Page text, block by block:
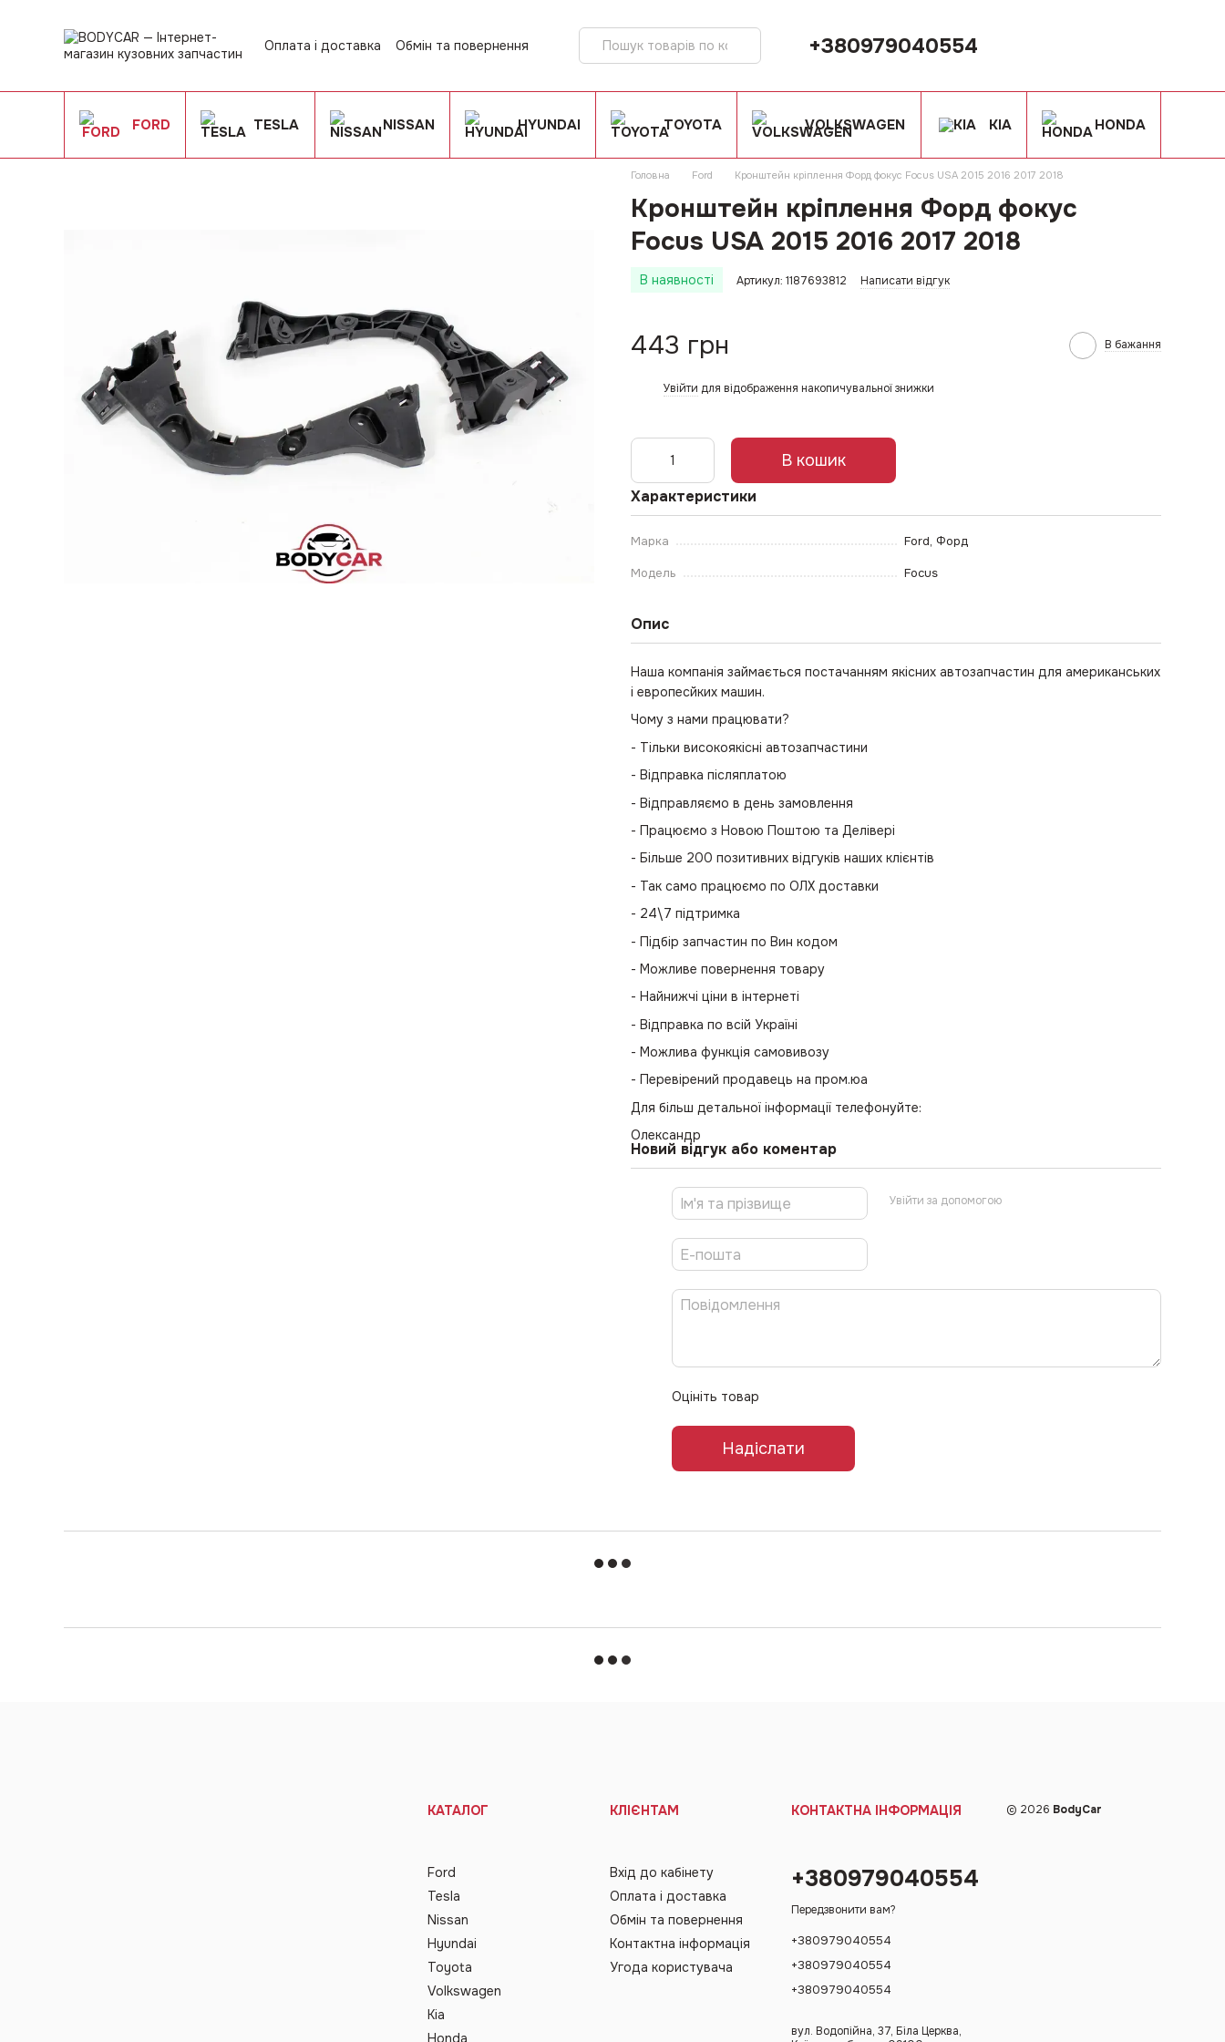
Оплата і доставка
Обмін та повернення
+380979040554
FORD TESLA NISSAN HYUNDAI TOYOTA VOLKSWAGEN KIA HONDA
Головна Ford Кронштейн кріплення Форд фокус Focus USA 2015 2016 2017 2018
Кронштейн кріплення Форд фокус
Focus USA 2015 2016 2017 2018
В наявності Артикул: 1187693812 Написати відгук
443 грн В бажання
Увійти для відображення накопичувальної знижки
В кошик
Характеристики
Марка Ford, Форд
Модель Focus
Опис
Наша компанія займається постачанням якісних автозапчастин для американських
і европесйких машин.
Чому з нами працювати?
- Тільки високоякісні автозапчастини
- Відправка післяплатою
- Відправляємо в день замовлення
- Працюємо з Новою Поштою та Делівері
- Більше 200 позитивних відгуків наших клієнтів
- Так само працюємо по ОЛХ доставки
- 24\7 підтримка
- Підбір запчастин по Вин кодом
- Можливе повернення товару
- Найнижчі ціни в інтернеті
- Відправка по всій Україні
- Можлива функція самовивозу
- Перевірений продавець на пром.юа
Для більш детальної інформації телефонуйте:
Олександр
Новий відгук або коментар
Увійти за допомогою
Оцініть товар
Надіслати
КАТАЛОГ
Ford
Tesla
Nissan
Hyundai
Toyota
Volkswagen
Kia
Honda
КЛІЄНТАМ
Вхід до кабінету
Оплата і доставка
Обмін та повернення
Контактна інформація
Угода користувача
КОНТАКТНА ІНФОРМАЦІЯ
+380979040554
Передзвонити вам?
+380979040554
+380979040554
+380979040554
вул. Водопійна, 37, Біла Церква,
© 2026 BodyCar